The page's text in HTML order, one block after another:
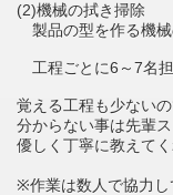
(2)機械の拭き掃除
製品の型を作る機
工程ごとに6～7名担
覚える工程も少ない
分からない事は先輩
優しく丁寧に教えて
※作業は数人で協力し